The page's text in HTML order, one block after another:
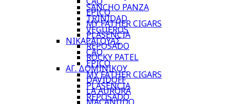
EPICO
MY FATHER CIGARS
PLASENCIA
REPOSADO
ROCKY PATEL
ΑΓ. ΔΟΜΙΝΙΚΟΥ
DAVIDOFF
LA AURORA
SANCHO PANZA
TRINIDAD
VEGUEROS
ΝΙΚΑΡΑΓΟΥΑΣ
CAO
EPICO
MY FATHER CIGARS
PLASENCIA
REPOSADO